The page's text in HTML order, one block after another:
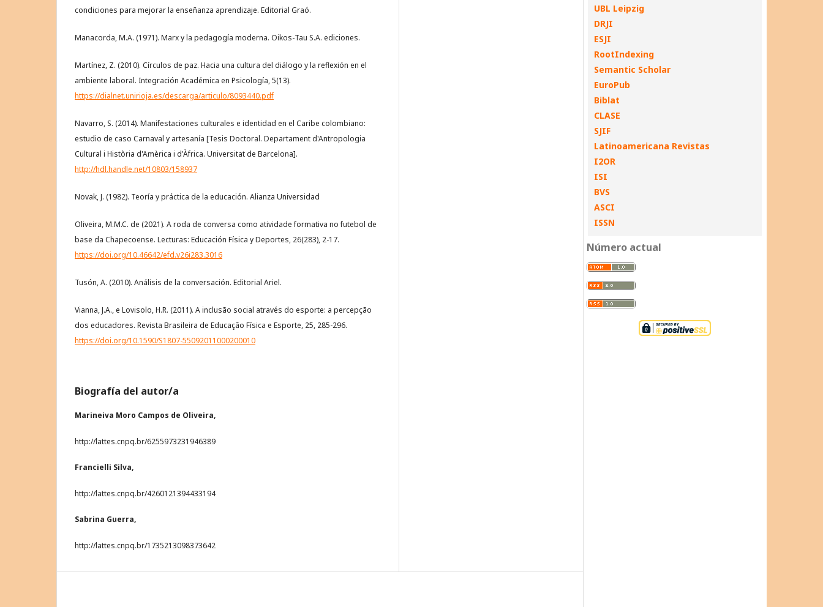
condiciones para mejorar la enseñanza aprendizaje. Editorial Graó.
Manacorda, M.A. (1971). Marx y la pedagogía moderna. Oikos-Tau S.A. ediciones.
Martínez, Z. (2010). Círculos de paz. Hacia una cultura del diálogo y la reflexión en el
ambiente laboral. Integración Académica en Psicología, 5(13).
https://dialnet.unirioja.es/descarga/articulo/8093440.pdf
Navarro, S. (2014). Manifestaciones culturales e identidad en el Caribe colombiano:
estudio de caso Carnaval y artesanía [Tesis Doctoral. Departament d'Antropologia
Cultural i Història d'Amèrica i d'Àfrica. Universitat de Barcelona].
http://hdl.handle.net/10803/158937
Novak, J. (1982). Teoría y práctica de la educación. Alianza Universidad
Oliveira, M.M.C. de (2021). A roda de conversa como atividade formativa no futebol de
base da Chapecoense. Lecturas: Educación Física y Deportes, 26(283), 2-17.
https://doi.org/10.46642/efd.v26i283.3016
Tusón, A. (2010). Análisis de la conversación. Editorial Ariel.
Vianna, J.A., e Lovisolo, H.R. (2011). A inclusão social através do esporte: a percepção
dos educadores. Revista Brasileira de Educação Física e Esporte, 25, 285-296.
https://doi.org/10.1590/S1807-55092011000200010
Biografía del autor/a
Marineiva Moro Campos de Oliveira,
http://lattes.cnpq.br/6255973231946389
Francielli Silva,
http://lattes.cnpq.br/4260121394433194
Sabrina Guerra,
http://lattes.cnpq.br/1735213098373642
UBL Leipzig
DRJI
ESJI
RootIndexing
Semantic Scholar
EuroPub
Biblat
CLASE
SJIF
Latinoamericana Revistas
I2OR
ISI
BVS
ASCI
ISSN
Número actual